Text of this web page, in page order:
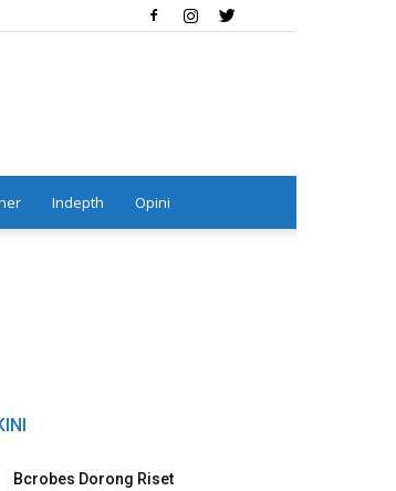
Indepth Opini
Bcrobes Dorong Riset